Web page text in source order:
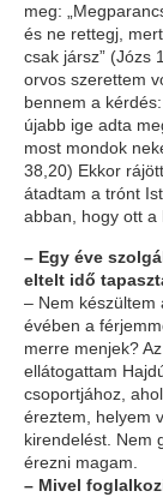
meg:
és ne rettegj,
csak jársz” (Józs
orvos szerettem
bennem a
újabb ige adta
most mondok
38,20) Ekkor
átadtam a trónt
abban, hogy ott a
– Egy éve
eltelt idő
– Nem készültem
évében a
merre menjek?
ellátogattam
csoportjához,
éreztem, helyem
kirendelést. Nem
érezni magam.
– Mivel